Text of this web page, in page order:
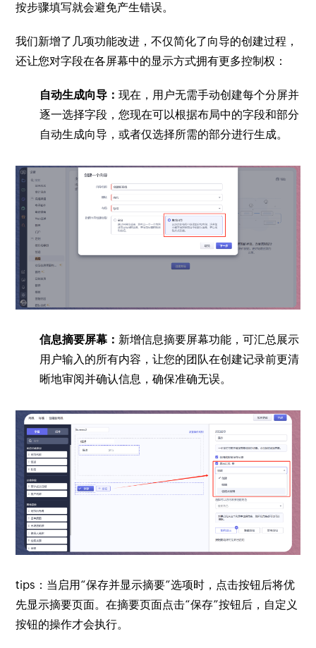
按步骤填写就会避免产生错误。
我们新增了几项功能改进，不仅简化了向导的创建过程，
还让您对字段在各屏幕中的显示方式拥有更多控制权：
自动生成向导：现在，用户无需手动创建每个分屏并
逐一选择字段，您现在可以根据布局中的字段和部分
自动生成向导，或者仅选择所需的部分进行生成。
信息摘要屏幕： 新增信息摘要屏幕功能，可汇总展示
用户输入的所有内容，让您的团队在创建记录前更清
晰地审阅并确认信息，确保准确无误。
tips：当启用“保存并显示摘要”选项时，点击按钮后将优
先显示摘要页面。在摘要页面点击“保存”按钮后，自定义
按钮的操作才会执行。